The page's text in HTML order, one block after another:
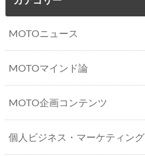
MOTOニュース
MOTOマインド論
MOTO企画コンテンツ
個人ビジネス・マーケティング